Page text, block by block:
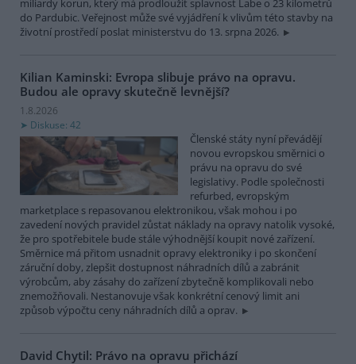
miliardy korun, který má prodloužit splavnost Labe o 23 kilometrů
do Pardubic. Veřejnost může své vyjádření k vlivům této stavby na
životní prostředí poslat ministerstvu do 13. srpna 2026.
Kilian Kaminski: Evropa slibuje právo na opravu.
Budou ale opravy skutečně levnější?
1.8.2026
Diskuse: 42
Členské státy nyní převádějí
novou evropskou směrnici o
právu na opravu do své
legislativy. Podle společnosti
refurbed, evropským
marketplace s repasovanou elektronikou, však mohou i po
zavedení nových pravidel zůstat náklady na opravy natolik vysoké,
že pro spotřebitele bude stále výhodnější koupit nové zařízení.
Směrnice má přitom usnadnit opravy elektroniky i po skončení
záruční doby, zlepšit dostupnost náhradních dílů a zabránit
výrobcům, aby zásahy do zařízení zbytečně komplikovali nebo
znemožňovali. Nestanovuje však konkrétní cenový limit ani
způsob výpočtu ceny náhradních dílů a oprav.
David Chytil: Právo na opravu přichází